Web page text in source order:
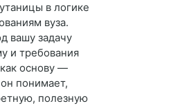
в логике
вуза.
вашу задачу
и требования
основу —
понимает,
полезную